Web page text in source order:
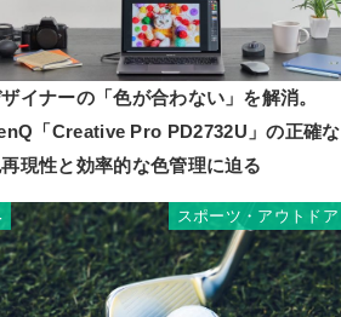
イナーの「色が合わない」を解消。
「Creative Pro PD2732U」の正確な
現性と効率的な色管理に迫る
スポーツ・アウトドア